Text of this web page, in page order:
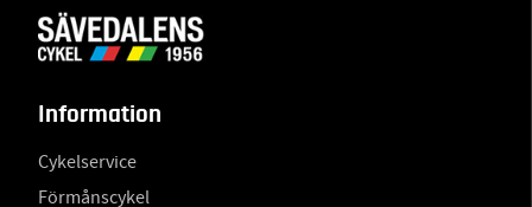
Information
Cykelservice
Förmånscykel